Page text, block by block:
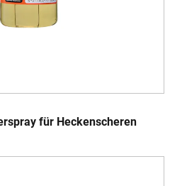
für Heckenscheren